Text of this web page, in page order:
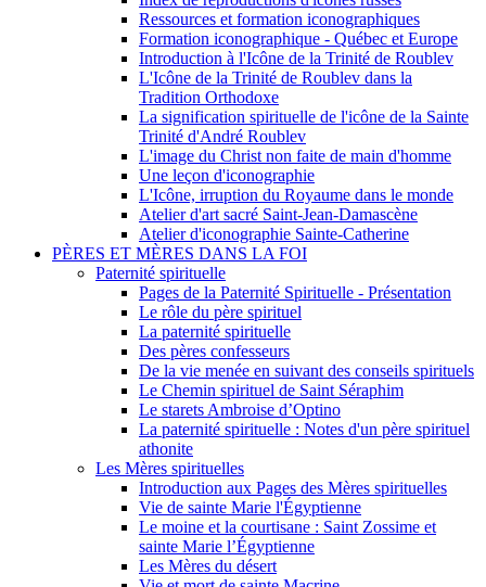
Ressources et formation iconographiques
Formation iconographique - Québec et Europe
Introduction à l'Icône de la Trinité de Roublev
L'Icône de la Trinité de Roublev dans la
Tradition Orthodoxe
La signification spirituelle de l'icône de la Sainte
Trinité d'André Roublev
L'image du Christ non faite de main d'homme
Une leçon d'iconographie
L'Icône, irruption du Royaume dans le monde
Atelier d'art sacré Saint-Jean-Damascène
Atelier d'iconographie Sainte-Catherine
PÈRES ET MÈRES DANS LA FOI
Paternité spirituelle
Pages de la Paternité Spirituelle - Présentation
Le rôle du père spirituel
La paternité spirituelle
Des pères confesseurs
De la vie menée en suivant des conseils spirituels
Le Chemin spirituel de Saint Séraphim
Le starets Ambroise d’Optino
La paternité spirituelle : Notes d'un père spirituel
athonite
Les Mères spirituelles
Introduction aux Pages des Mères spirituelles
Vie de sainte Marie l'Égyptienne
Le moine et la courtisane : Saint Zossime et
sainte Marie l’Égyptienne
Les Mères du désert